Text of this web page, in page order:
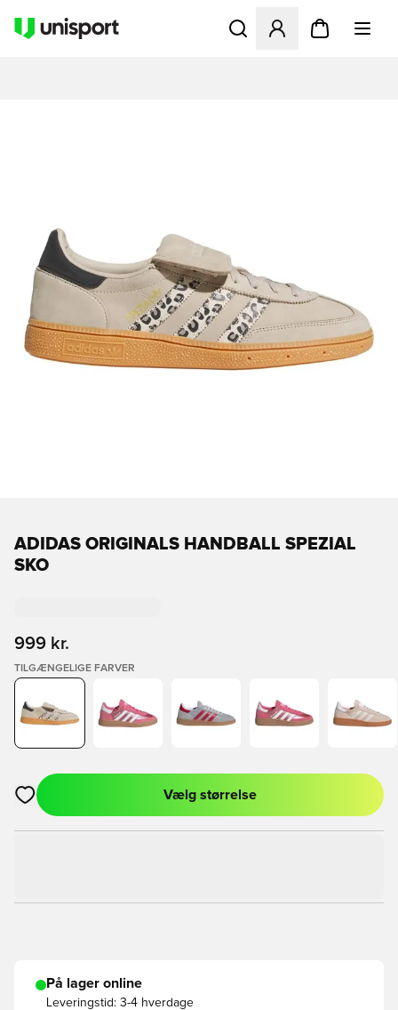
Åbner en Modal til at
ADIDAS ORIGINALS HANDBALL SPEZIAL
SKO
999 kr.
TILGÆNGELIGE FARVER
Åbner en Modal til at logge ind eller tilmelde dig som medlem
Vælg størrelse
På lager online
Leveringstid: 3-4 hverdage